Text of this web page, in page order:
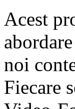
Acest
noi
Fiecare